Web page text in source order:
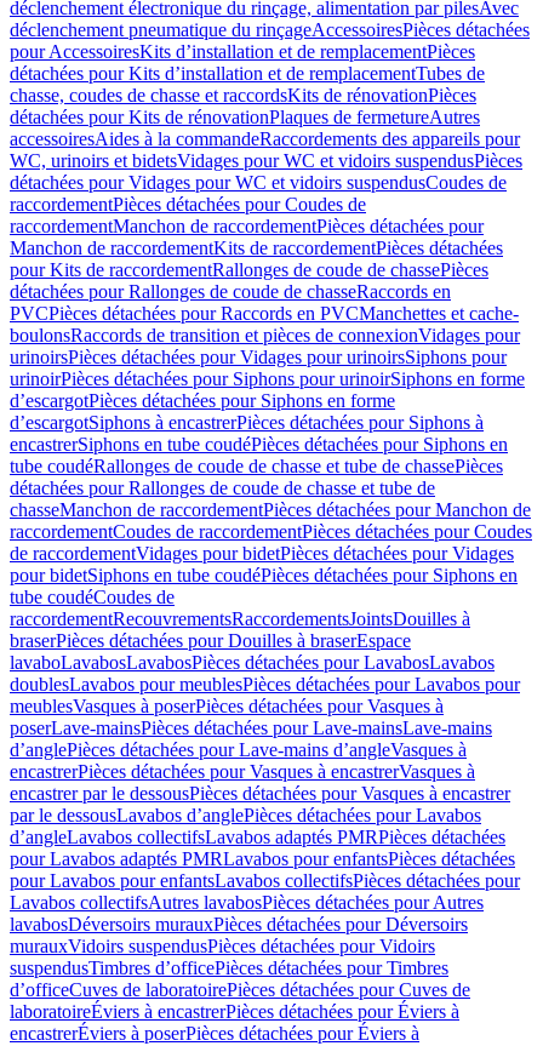
déclenchement électronique du rinçage, alimentation par pilesAvec
déclenchement pneumatique du rinçageAccessoiresPièces détachées
pour AccessoiresKits d’installation et de remplacementPièces
détachées pour Kits d’installation et de remplacementTubes de
chasse, coudes de chasse et raccordsKits de rénovationPièces
détachées pour Kits de rénovationPlaques de fermetureAutres
accessoiresAides à la commandeRaccordements des appareils pour
WC, urinoirs et bidetsVidages pour WC et vidoirs suspendusPièces
détachées pour Vidages pour WC et vidoirs suspendusCoudes de
raccordementPièces détachées pour Coudes de
raccordementManchon de raccordementPièces détachées pour
Manchon de raccordementKits de raccordementPièces détachées
pour Kits de raccordementRallonges de coude de chassePièces
détachées pour Rallonges de coude de chasseRaccords en
PVCPièces détachées pour Raccords en PVCManchettes et cache-
boulonsRaccords de transition et pièces de connexionVidages pour
urinoirsPièces détachées pour Vidages pour urinoirsSiphons pour
urinoirPièces détachées pour Siphons pour urinoirSiphons en forme
d’escargotPièces détachées pour Siphons en forme
d’escargotSiphons à encastrerPièces détachées pour Siphons à
encastrerSiphons en tube coudéPièces détachées pour Siphons en
tube coudéRallonges de coude de chasse et tube de chassePièces
détachées pour Rallonges de coude de chasse et tube de
chasseManchon de raccordementPièces détachées pour Manchon de
raccordementCoudes de raccordementPièces détachées pour Coudes
de raccordementVidages pour bidetPièces détachées pour Vidages
pour bidetSiphons en tube coudéPièces détachées pour Siphons en
tube coudéCoudes de
raccordementRecouvrementsRaccordementsJointsDouilles à
braserPièces détachées pour Douilles à braserEspace
lavaboLavabosLavabosPièces détachées pour LavabosLavabos
doublesLavabos pour meublesPièces détachées pour Lavabos pour
meublesVasques à poserPièces détachées pour Vasques à
poserLave-mainsPièces détachées pour Lave-mainsLave-mains
d’anglePièces détachées pour Lave-mains d’angleVasques à
encastrerPièces détachées pour Vasques à encastrerVasques à
encastrer par le dessousPièces détachées pour Vasques à encastrer
par le dessousLavabos d’anglePièces détachées pour Lavabos
d’angleLavabos collectifsLavabos adaptés PMRPièces détachées
pour Lavabos adaptés PMRLavabos pour enfantsPièces détachées
pour Lavabos pour enfantsLavabos collectifsPièces détachées pour
Lavabos collectifsAutres lavabosPièces détachées pour Autres
lavabosDéversoirs murauxPièces détachées pour Déversoirs
murauxVidoirs suspendusPièces détachées pour Vidoirs
suspendusTimbres dʼofficePièces détachées pour Timbres
dʼofficeCuves de laboratoirePièces détachées pour Cuves de
laboratoireÉviers à encastrerPièces détachées pour Éviers à
encastrerÉviers à poserPièces détachées pour Éviers à